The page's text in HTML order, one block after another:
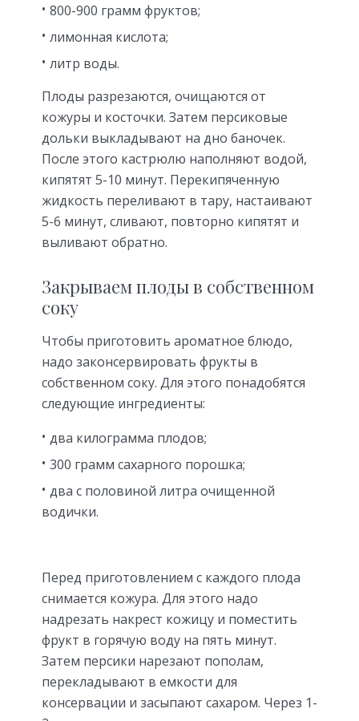
800-900 грамм фруктов;
лимонная кислота;
литр воды.
Плоды разрезаются, очищаются от
кожуры и косточки. Затем персиковые
дольки выкладывают на дно баночек.
После этого кастрюлю наполняют водой,
кипятят 5-10 минут. Перекипяченную
жидкость переливают в тару, настаивают
5-6 минут, сливают, повторно кипятят и
выливают обратно.
Закрываем плоды в собственном
соку
Чтобы приготовить ароматное блюдо,
надо законсервировать фрукты в
собственном соку. Для этого понадобятся
следующие ингредиенты:
два килограмма плодов;
300 грамм сахарного порошка;
два с половиной литра очищенной
водички.
Перед приготовлением с каждого плода
снимается кожура. Для этого надо
надрезать накрест кожицу и поместить
фрукт в горячую воду на пять минут.
Затем персики нарезают пополам,
перекладывают в емкости для
консервации и засыпают сахаром. Через 1-